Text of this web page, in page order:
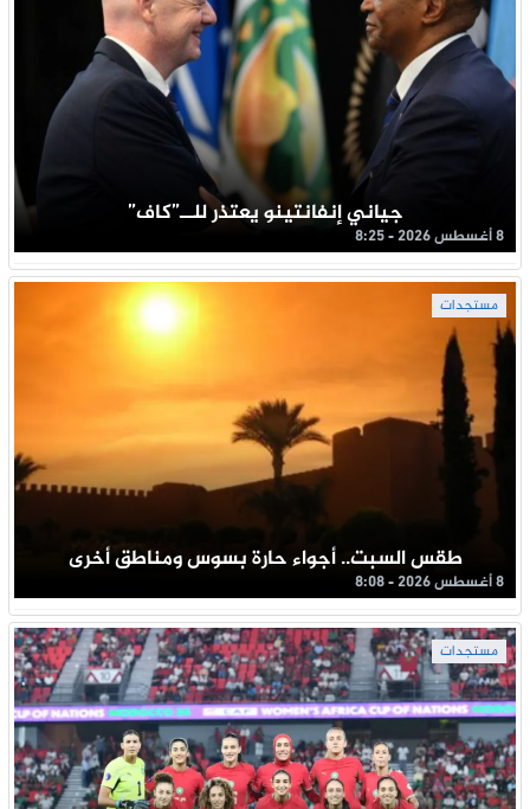
جياني إنفانتينو يعتذر للــ”كاف”
8 أغسطس 2026 - 8:25
مستجدات
طقس السبت.. أجواء حارة بسوس ومناطق أخرى
8 أغسطس 2026 - 8:08
مستجدات